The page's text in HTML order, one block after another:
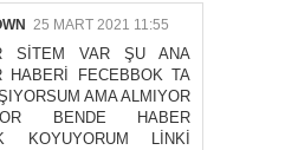
25 MART 2021 11:55
SİTEM VAR ŞU ANA
HABERİ FECEBBOK TA
AMA ALMIYOR
BENDE HABER
KOYUYORUM LİNKİ